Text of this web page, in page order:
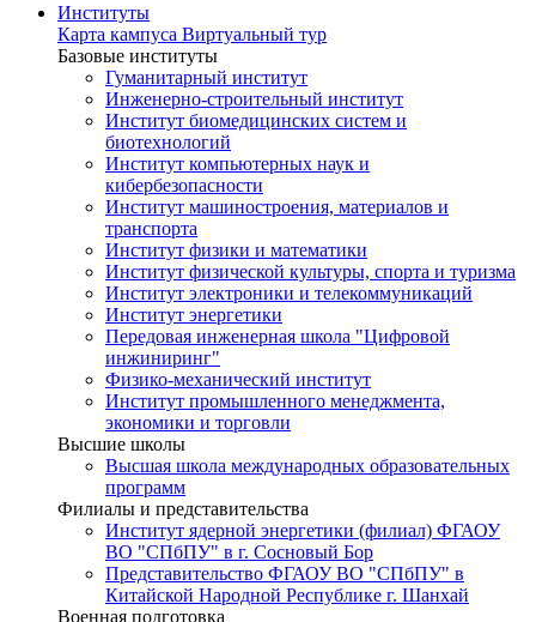
Институты
Карта кампуса Виртуальный тур
Базовые институты
Гуманитарный институт
Инженерно-строительный институт
Институт биомедицинских систем и
биотехнологий
Институт компьютерных наук и
кибербезопасности
Институт машиностроения, материалов и
транспорта
Институт физики и математики
Институт физической культуры, спорта и туризма
Институт электроники и телекоммуникаций
Институт энергетики
Передовая инженерная школа "Цифровой
инжиниринг"
Физико-механический институт
Институт промышленного менеджмента,
экономики и торговли
Высшие школы
Высшая школа международных образовательных
программ
Филиалы и представительства
Институт ядерной энергетики (филиал) ФГАОУ
ВО "СПбПУ" в г. Сосновый Бор
Представительство ФГАОУ ВО "СПбПУ" в
Китайской Народной Республике г. Шанхай
Военная подготовка